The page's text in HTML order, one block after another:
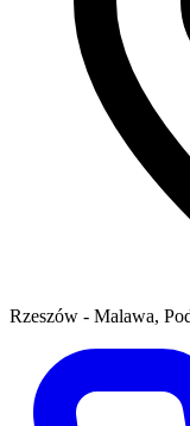
Rzeszów - Malawa,